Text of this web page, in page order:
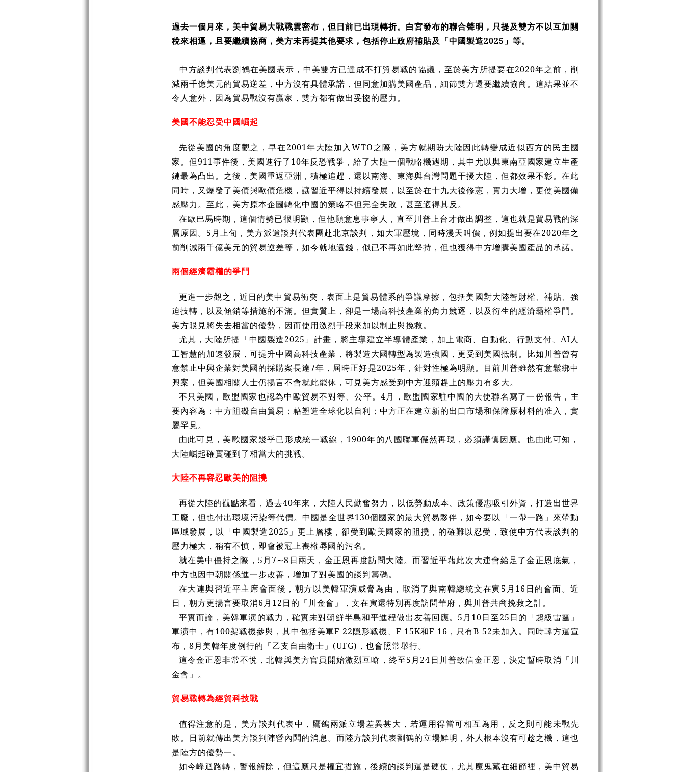
過去一個月來，美中貿易大戰戰雲密布，但日前已出現轉折。白宮發布的聯合聲明，只提及雙方不以互加關
稅來相逼，且要繼續協商，美方未再提其他要求，包括停止政府補貼及「中國製造2025」等。
中方談判代表劉鶴在美國表示，中美雙方已達成不打貿易戰的協議，至於美方所提要在2020年之前，削
減兩千億美元的貿易逆差，中方沒有具體承諾，但同意加購美國產品，細節雙方還要繼續協商。這結果並不
令人意外，因為貿易戰沒有贏家，雙方都有做出妥協的壓力。
美國不能忍受中國崛起
先從美國的角度觀之，早在2001年大陸加入WTO之際，美方就期盼大陸因此轉變成近似西方的民主國
家。但911事件後，美國進行了10年反恐戰爭，給了大陸一個戰略機遇期，其中尤以與東南亞國家建立生產
鏈最為凸出。之後，美國重返亞洲，積極追趕，還以南海、東海與台灣問題干擾大陸，但都效果不彰。在此
同時，又爆發了美債與歐債危機，讓習近平得以持續發展，以至於在十九大後修憲，實力大增，更使美國備
感壓力。至此，美方原本企圖轉化中國的策略不但完全失敗，甚至適得其反。
在歐巴馬時期，這個情勢已很明顯，但他願意息事寧人，直至川普上台才做出調整，這也就是貿易戰的深
層原因。5月上旬，美方派遣談判代表團赴北京談判，如大軍壓境，同時漫天叫價，例如提出要在2020年之
前削減兩千億美元的貿易逆差等，如今就地還錢，似已不再如此堅持，但也獲得中方增購美國產品的承諾。
兩個經濟霸權的爭鬥
更進一步觀之，近日的美中貿易衝突，表面上是貿易體系的爭議摩擦，包括美國對大陸智財權、補貼、強
迫技轉，以及傾銷等措施的不滿。但實質上，卻是一場高科技產業的角力競逐，以及衍生的經濟霸權爭鬥。
美方眼見將失去相當的優勢，因而使用激烈手段來加以制止與挽救。
尤其，大陸所提「中國製造2025」計畫，將主導建立半導體產業，加上電商、自動化、行動支付、AI人
工智慧的加速發展，可提升中國高科技產業，將製造大國轉型為製造強國，更受到美國抵制。比如川普曾有
意禁止中興企業對美國的採購案長達7年，屆時正好是2025年，針對性極為明顯。目前川普雖然有意鬆綁中
興案，但美國相關人士仍揚言不會就此罷休，可見美方感受到中方迎頭趕上的壓力有多大。
不只美國，歐盟國家也認為中歐貿易不對等、公平。4月，歐盟國家駐中國的大使聯名寫了一份報告，主
要內容為：中方阻礙自由貿易；藉塑造全球化以自利；中方正在建立新的出口市場和保障原材料的准入，實
屬罕見。
由此可見，美歐國家幾乎已形成統一戰線，1900年的八國聯軍儼然再現，必須謹慎因應。也由此可知，
大陸崛起確實碰到了相當大的挑戰。
大陸不再容忍歐美的阻撓
再從大陸的觀點來看，過去40年來，大陸人民勤奮努力，以低勞動成本、政策優惠吸引外資，打造出世界
工廠，但也付出環境污染等代價。中國是全世界130個國家的最大貿易夥伴，如今要以「一帶一路」來帶動
區域發展，以「中國製造2025」更上層樓，卻受到歐美國家的阻撓，的確難以忍受，致使中方代表談判的
壓力極大，稍有不慎，即會被冠上喪權辱國的污名。
就在美中僵持之際，5月7∼8日兩天，金正恩再度訪問大陸。而習近平藉此次大連會給足了金正恩底氣，
中方也因中朝關係進一步改善，增加了對美國的談判籌碼。
在大連與習近平主席會面後，朝方以美韓軍演威脅為由，取消了與南韓總統文在寅5月16日的會面。近
日，朝方更揚言要取消6月12日的「川金會」，文在寅還特別再度訪問華府，與川普共商挽救之計。
平實而論，美韓軍演的戰力，確實未對朝鮮半島和平進程做出友善回應。5月10日至25日的「超級雷霆」
軍演中，有100架戰機參與，其中包括美軍F-22隱形戰機、F-15K和F-16，只有B-52未加入。同時韓方還宣
布，8月美韓年度例行的「乙支自由衛士」(UFG)，也會照常舉行。
這令金正恩非常不悅，北韓與美方官員開始激烈互嗆，終至5月24日川普致信金正恩，決定暫時取消「川
金會」。
貿易戰轉為經貿科技戰
值得注意的是，美方談判代表中，鷹鴿兩派立場差異甚大，若運用得當可相互為用，反之則可能未戰先
敗。日前就傳出美方談判陣營內鬨的消息。而陸方談判代表劉鶴的立場鮮明，外人根本沒有可趁之機，這也
是陸方的優勢一。
如今峰迴路轉，警報解除，但這應只是權宜措施，後續的談判還是硬仗，尤其魔鬼藏在細節裡，美中貿易